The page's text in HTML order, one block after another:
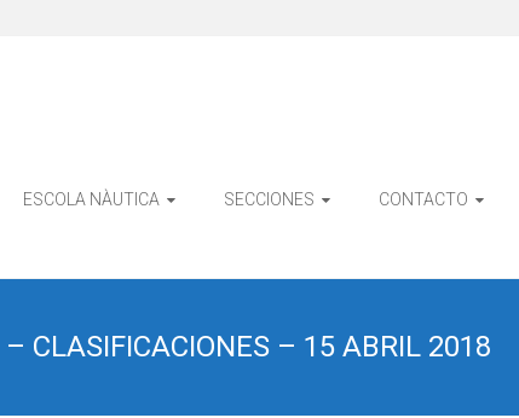
ESCOLA NÀUTICA SECCIONES CONTACTO
CLASIFICACIONES – 15 ABRIL 2018